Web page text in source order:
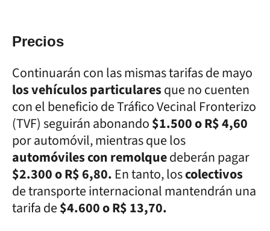
Precios
Continuarán con las mismas tarifas de mayo
los vehículos particularesque no cuenten
con el beneficio de Tráfico Vecinal Fronterizo
(TVF) seguirán abonando$1.500 o R$ 4,60
por automóvil, mientras que los
automóviles con remolquedeberán pagar
$2.300 o R$ 6,80. En tanto, loscolectivos
de transporte internacional mantendrán una
tarifa de$4.600 o R$ 13,70.